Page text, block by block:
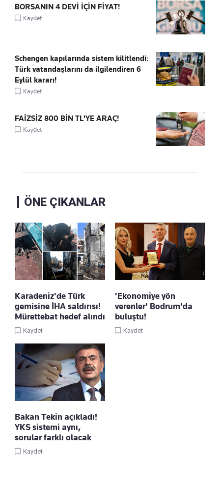
BORSANIN 4 DEVİ İÇİN FİYAT!
Kaydet
Schengen kapılarında sistem kilitlendi:
Türk vatandaşlarını da ilgilendiren 6
Eylül kararı!
Kaydet
FAİZSİZ 800 BİN TL'YE ARAÇ!
Kaydet
ÖNE ÇIKANLAR
Karadeniz'de Türk
gemisine İHA saldırısı!
Mürettebat hedef alındı
Kaydet
'Ekonomiye yön
verenler' Bodrum'da
buluştu!
Kaydet
Bakan Tekin açıkladı!
YKS sistemi aynı,
sorular farklı olacak
Kaydet